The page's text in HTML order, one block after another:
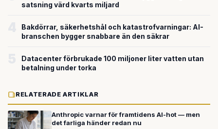
satsning värd kvarts miljard
Bakdörrar, säkerhetshål och katastrofvarningar: AI-
branschen bygger snabbare än den säkrar
Datacenter förbrukade 100 miljoner liter vatten utan
betalning under torka
RELATERADE ARTIKLAR
Anthropic varnar för framtidens AI-hot — men
det farliga händer redan nu